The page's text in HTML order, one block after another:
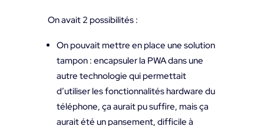
On avait 2 possibilités :
On pouvait mettre en place une solution
tampon : encapsuler la PWA dans une
autre technologie qui permettait
d’utiliser les fonctionnalités hardware du
téléphone, ça aurait pu suffire, mais ça
aurait été un pansement, difficile à